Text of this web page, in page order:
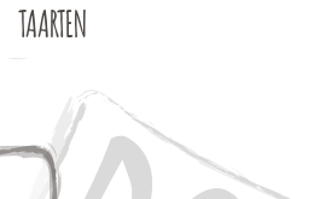
TAARTEN